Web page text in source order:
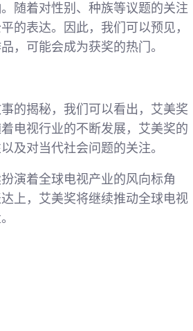
随着对性别、种族等议题的关注
的表达。因此，我们可以预见，
，可能会成为获奖的热门。
的揭秘，我们可以看出，艾美奖
电视行业的不断发展，艾美奖的
及对当代社会问题的关注。
演着全球电视产业的风向标角
上，艾美奖将继续推动全球电视